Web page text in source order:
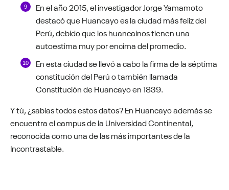
En el año 2015, el investigador Jorge Yamamoto
destacó que Huancayo es la ciudad más feliz del
Perú, debido que los huancaínos tienen una
autoestima muy por encima del promedio.
En esta ciudad se llevó a cabo la firma de la séptima
constitución del Perú o también llamada
Constitución de Huancayo en 1839.
Y tú, ¿sabías todos estos datos? En Huancayo además se
encuentra el campus de la Universidad Continental,
reconocida como una de las más importantes de la
Incontrastable.